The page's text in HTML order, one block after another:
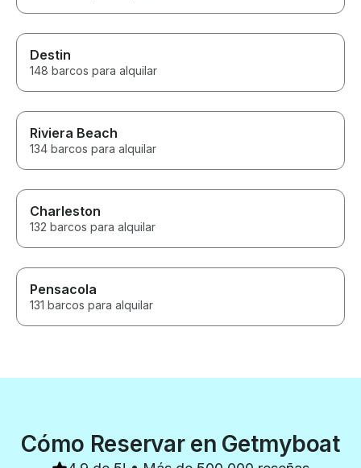
Destin
148 barcos para alquilar
Riviera Beach
134 barcos para alquilar
Charleston
132 barcos para alquilar
Pensacola
131 barcos para alquilar
Cómo Reservar en Getmyboat